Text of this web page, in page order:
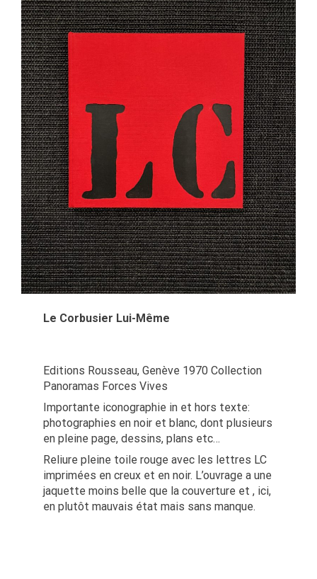
Le Corbusier Lui-Même
Editions Rousseau, Genève 1970 Collection
Panoramas Forces Vives
Importante iconographie in et hors texte:
photographies en noir et blanc, dont plusieurs
en pleine page, dessins, plans etc…
Reliure pleine toile rouge avec les lettres LC
imprimées en creux et en noir. L’ouvrage a une
jaquette moins belle que la couverture et , ici,
en plutôt mauvais état mais sans manque.